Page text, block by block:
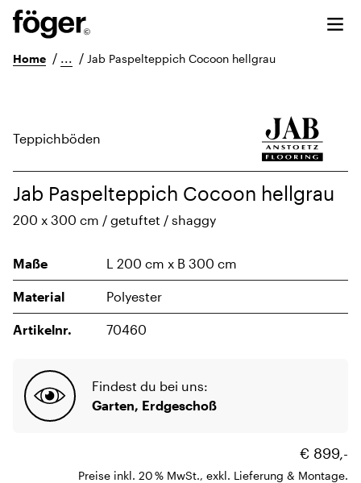
Home / ... / Jab Paspelteppich Cocoon hellgrau
Teppichböden
Jab Paspelteppich Cocoon hellgrau
200 x 300 cm / getuftet / shaggy
Maße L 200 cm x B 300 cm
Material Polyester
Artikelnr. 70460
Findest du bei uns:
Garten, Erdgeschoß
€ 899,-
Preise inkl. 20 % MwSt., exkl. Lieferung & Montage.